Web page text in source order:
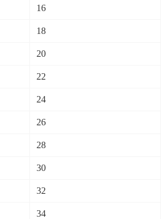
16
18
20
22
24
26
28
30
32
34